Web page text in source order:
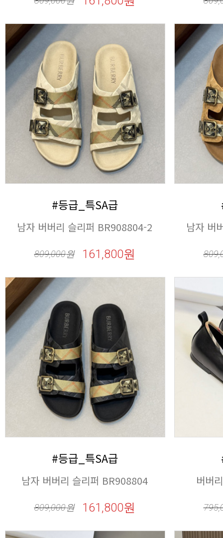
#등급_특SA급
남자 버버리 슬리퍼 BR908804-2
809,000원 161,800원
남자 버
#등급_특SA급
남자 버버리 슬리퍼 BR908804
809,000원 161,800원
버버